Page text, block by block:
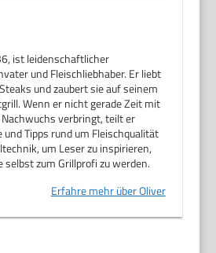
ist leidenschaftlicher
und Fleischliebhaber. Er liebt
und zaubert sie auf seinem
Wenn er nicht gerade Zeit mit
verbringt, teilt er
und Tipps rund um Fleischqualität
um Leser zu inspirieren,
selbst zum Grillprofi zu werden.
Erfahre mehr über Oliver